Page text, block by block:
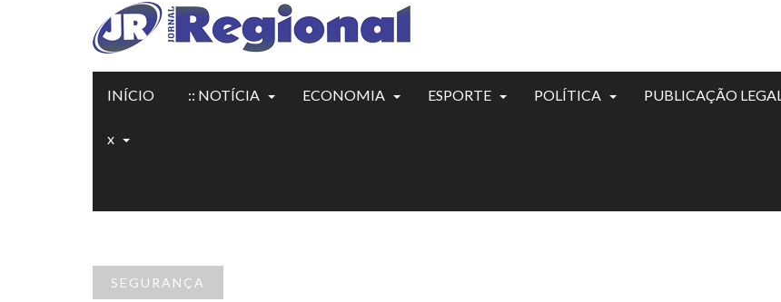
INÍCIO :: NOTÍCIA ECONOMIA ESPORTE POLÍTICA PUBLICAÇÃO LEGAL
x
SEGURANÇA